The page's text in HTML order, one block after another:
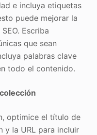
e incluya etiquetas
puede mejorar la
Escriba
que sean
palabras clave
todo el contenido.
optimice el título de
y la URL para incluir